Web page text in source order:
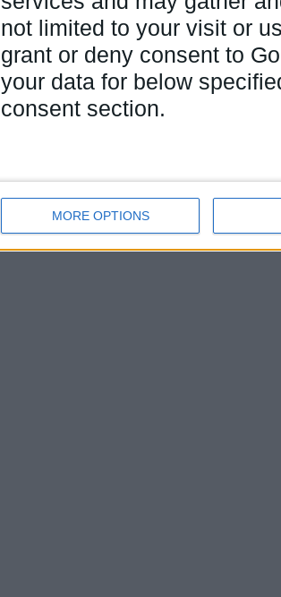
not limited to your visit or
grant or deny consent to
your data for below
consent section.
MORE OPTIONS